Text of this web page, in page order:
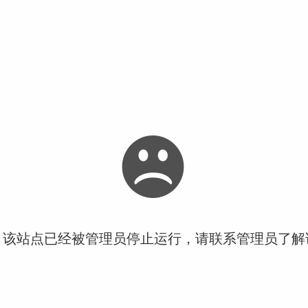
站点已经被管理员停止运行，请联系管理员了